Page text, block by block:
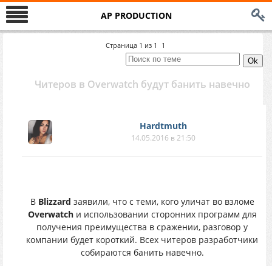
AP PRODUCTION
Страница 1 из 1 1
Читеров в Overwatch будут банить навечно
Hardtmuth
14.05.2016 в 21:50
В Blizzard заявили, что с теми, кого уличат во взломе
Overwatchи использовании сторонних программ для
получения преимущества в сражении, разговор у
компании будет короткий. Всех читеров разработчики
собираются банить навечно.